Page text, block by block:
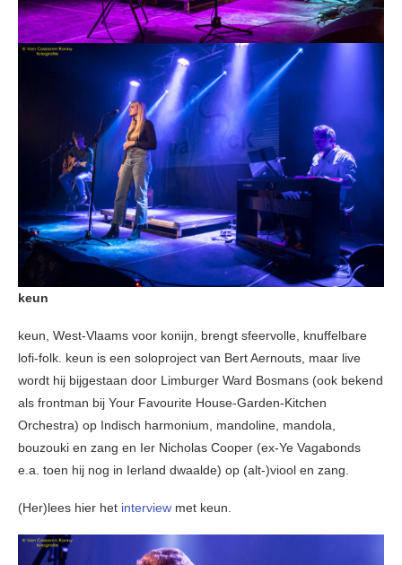
keun
keun, West-Vlaams voor konijn, brengt sfeervolle, knuffelbare
lofi-folk. keun is een soloproject van Bert Aernouts, maar live
wordt hij bijgestaan door Limburger Ward Bosmans (ook bekend
als frontman bij Your Favourite House-Garden-Kitchen
Orchestra) op Indisch harmonium, mandoline, mandola,
bouzouki en zang en Ier Nicholas Cooper (ex-Ye Vagabonds
e.a. toen hij nog in Ierland dwaalde) op (alt-)viool en zang.
(Her)lees hier het interview met keun.